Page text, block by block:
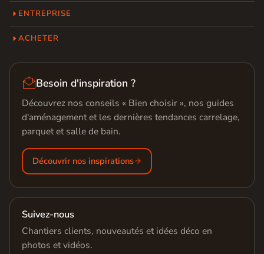
ENTREPRISE
ACHETER
Besoin d'inspiration ?
Découvrez nos conseils « Bien choisir », nos guides
d'aménagement et les dernières tendances carrelage,
parquet et salle de bain.
Découvrir nos inspirations
Suivez-nous
Chantiers clients, nouveautés et idées déco en
photos et vidéos.